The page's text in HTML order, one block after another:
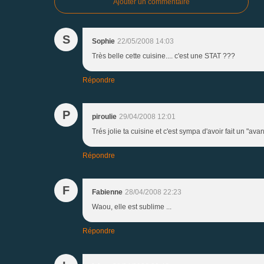
S Sophie 22/05/2008 14:03
Très belle cette cuisine.... c'est une STAT ???
Répondre
P piroulie 29/04/2008 12:01
Trés jolie ta cuisine et c'est sympa d'avoir fait un
Répondre
F Fabienne 28/04/2008 22:23
Waou, elle est sublime ...
Répondre